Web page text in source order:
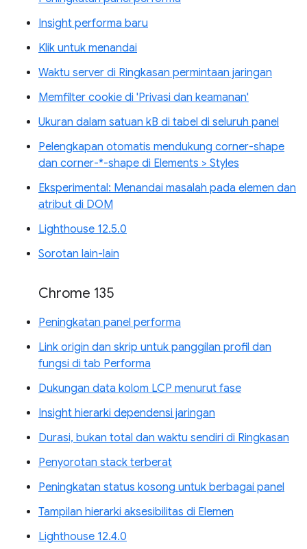
Insight performa baru
Klik untuk menandai
Waktu server di Ringkasan permintaan jaringan
Memfilter cookie di 'Privasi dan keamanan'
Ukuran dalam satuan kB di tabel di seluruh panel
Pelengkapan otomatis mendukung corner-shape
dan corner-*-shape di Elements > Styles
Eksperimental: Menandai masalah pada elemen dan
atribut di DOM
Lighthouse 12.5.0
Sorotan lain-lain
Chrome 135
Peningkatan panel performa
Link origin dan skrip untuk panggilan profil dan
fungsi di tab Performa
Dukungan data kolom LCP menurut fase
Insight hierarki dependensi jaringan
Durasi, bukan total dan waktu sendiri di Ringkasan
Penyorotan stack terberat
Peningkatan status kosong untuk berbagai panel
Tampilan hierarki aksesibilitas di Elemen
Lighthouse 12.4.0